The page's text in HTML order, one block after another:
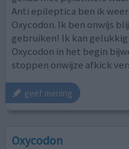
Anti epileptica ben ik
Oxycodon. Ik ben onwijs
gebruiken! Ik kan
Oxycodon in het begin
stoppen onwijze afkick
geef mening
Oxycodon